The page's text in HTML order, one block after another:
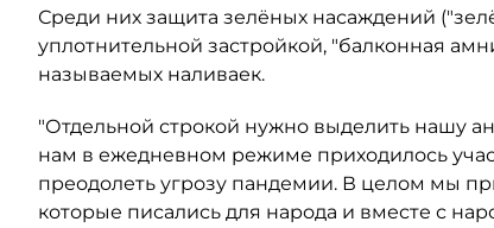
Среди них защита зелёных насаждений
уплотнительной застройкой, "балконная
называемых наливаек.
"Отдельной строкой нужно выделить нашу
нам в ежедневном режиме приходилось
преодолеть угрозу пандемии. В целом мы
которые писались для народа и вместе с